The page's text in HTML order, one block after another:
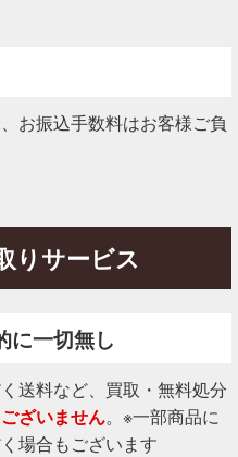
お振込手数料はお客様ご負
りサービス
に一切無し
送料など、買取・無料処分
ざいません。※一部商品に
場合もございます